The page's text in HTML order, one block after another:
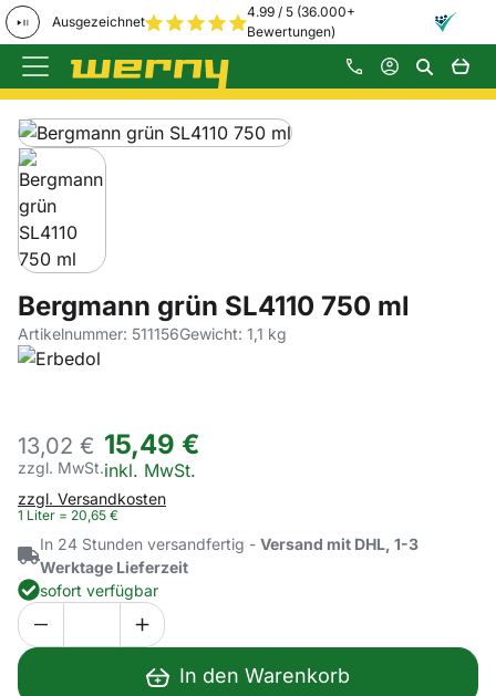
Ausgezeichnet
4.99 / 5 (36.000+
Bewertungen)
Zum Hauptinhalt springen
Produktgalerie
Zur Kaufbox springen
Bergmann grün SL4110 750 ml
Artikelnummer: 511156Gewicht: 1,1 kg
13,02 €
zzgl. MwSt.
15,49 €
Steuerhinweis:
inkl. MwSt.
zzgl. Versandkosten
1 Liter = 20 65 €
In 24 Stunden versandfertig - Versand mit DHL, 1-3
Werktage Lieferzeit
sofort verfügbar
In den Warenkorb